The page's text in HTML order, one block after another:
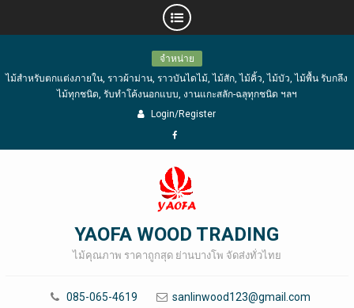
content
จำหน่าย
ไม้สำหรับตกแต่งภายใน, ราวผ้าม่าน, ราวบันไดไม้, ไม้สัก, ไม้คิ้ว, ไม้บัว, ไม้พื้น รับกลึง
ไม้ทุกชนิด, รับทำโค้งนอกแบบ, งานแกะสลัก-ฉลุทุกชนิด ฯลฯ
Login/Register
Facebook
YAOFA WOOD TRADING
ไม้คุณภาพ ราคาถูกสุด ย่านบางโพ จัดส่งทั่วไทย
085-065-4619
sanlinwood123@gmail.com